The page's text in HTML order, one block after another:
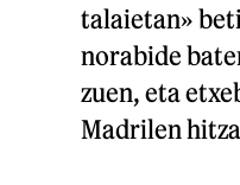
talaietan»
norabide
zuen, eta
Madrilen